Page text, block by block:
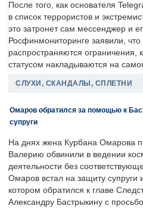
После того, как основателя
в список террористов и
это затронет сам мессенджер и
Росфинмониторинге заявили,
распространяются ограничения,
статусом накладываются на
СЛУХИ, СКАНДАЛЫ, СПЛЕТНИ
Омаров обратился за помощью к
супруги
На днях жена Курбана Омарова
Валерию обвинили в ведении
деятельности без
Омаров встал на защиту супруги
котором обратился к главе
Александру Бастрыкину с